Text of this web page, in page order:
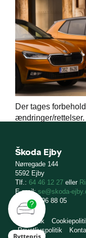
Der tages
ændringer/rettelser.
Škoda Ejby
Nørregade 144
5592 Ejby
Tlf.: 64 46 12 27 eller
E-mail:se@skoda-
CVR: 11 96 88 05
skoda.dk
Privatlivspolitik
Byttepris